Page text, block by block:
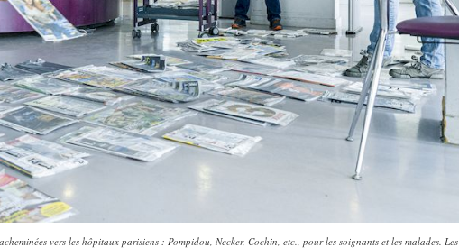
vers les hôpitaux parisiens : Pompidou, Necker, Cochin, etc., pour les soignants et les malades. Les